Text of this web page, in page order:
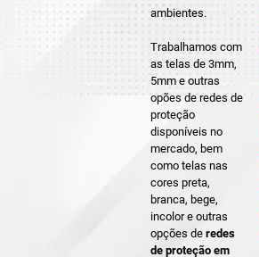
ambientes.
Trabalhamos com
as telas de 3mm,
5mm e outras
opões de redes de
proteção
disponíveis no
mercado, bem
como telas nas
cores preta,
branca, bege,
incolor e outras
opções deredes
de proteção em